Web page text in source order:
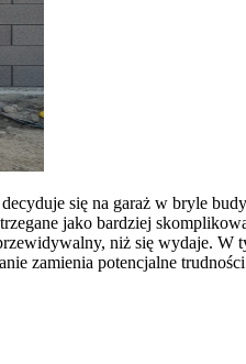
się na garaż w bryle
jako bardziej
niż się wydaje. W
zamienia potencjalne